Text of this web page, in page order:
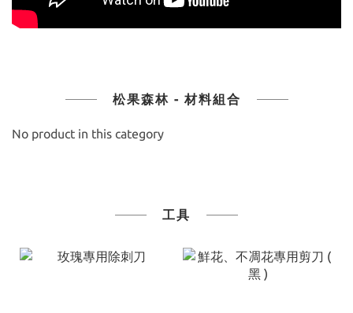
松果森林 - 材料組合
No product in this category
工具